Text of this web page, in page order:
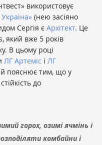
використовує
(нею засіяно
Сергія є Архітект. Це
який вже 5 років
В цьому році
ЛГ Артеміс і ЛГ
пояснює тим, що у
до
горох, озимі ячмінь і
комбайни і